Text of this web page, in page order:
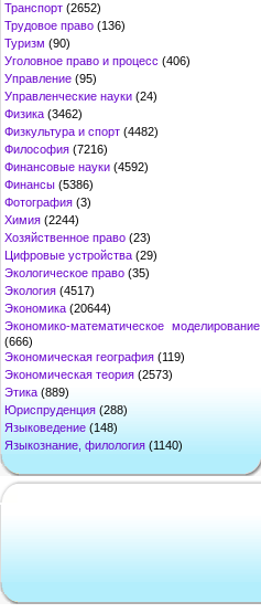
Транспорт (2652)
Трудовое право (136)
Туризм (90)
Уголовное право и процесс (406)
Управление (95)
Управленческие науки (24)
Физика (3462)
Физкультура и спорт (4482)
Философия (7216)
Финансовые науки (4592)
Финансы (5386)
Фотография (3)
Химия (2244)
Хозяйственное право (23)
Цифровые устройства (29)
Экологическое право (35)
Экология (4517)
Экономика (20644)
Экономико-математическое моделирование
(666)
Экономическая география (119)
Экономическая теория (2573)
Этика (889)
Юриспруденция (288)
Языковедение (148)
Языкознание, филология (1140)